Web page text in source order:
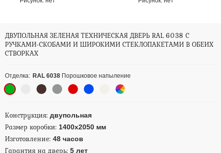
ДВУПОЛЬНАЯ ЗЕЛЕНАЯ ТЕХНИЧЕСКАЯ ДВЕРЬ RAL 6038 С
РУЧКАМИ-СКОБАМИ И ШИРОКИМИ СТЕКЛОПАКЕТАМИ В ОБЕИХ
СТВОРКАХ
Отделка: RAL 6038 Порошковое напыление
Конструкция: двупольная
Размер коробки: 1400х2050 мм
Изготовление: 48 часов
Гарантия на дверь: 5 лет